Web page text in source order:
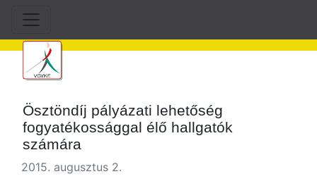
Ösztöndíj pályázati lehetőség
fogyatékossággal élő hallgatók
számára
2015. augusztus 2.